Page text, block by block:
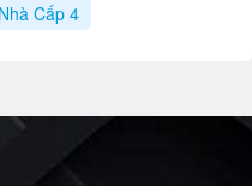
Cấp 4